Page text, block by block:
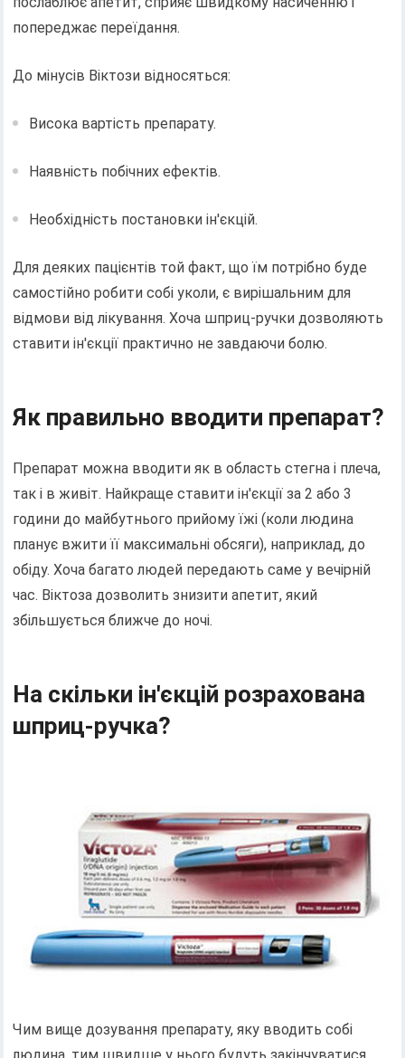
попереджає переїдання.
До мінусів Віктози відносяться:
Висока вартість препарату.
Наявність побічних ефектів.
Необхідність постановки ін'єкцій.
Для деяких пацієнтів той факт, що їм потрібно буде
самостійно робити собі уколи, є вирішальним для
відмови від лікування. Хоча шприц-ручки дозволяють
ставити ін'єкції практично не завдаючи болю.
Як правильно вводити препарат?
Препарат можна вводити як в область стегна і плеча,
так і в живіт. Найкраще ставити ін'єкції за 2 або 3
години до майбутнього прийому їжі (коли людина
планує вжити її максимальні обсяги), наприклад, до
обіду. Хоча багато людей передають саме у вечірній
час. Віктоза дозволить знизити апетит, який
збільшується ближче до ночі.
На скільки ін'єкцій розрахована
шприц-ручка?
Чим вище дозування препарату, яку вводить собі